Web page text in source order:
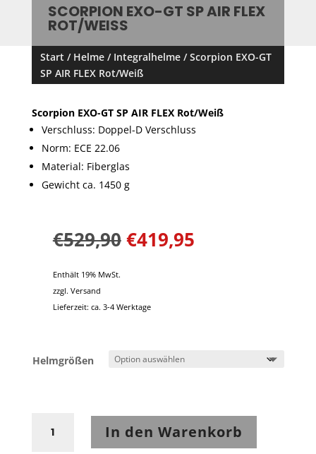
SCORPION EXO-GT SP AIR FLEX
ROT/WEISS
Start / Helme/ Integralhelme/ Scorpion EXO-GT
SP AIR FLEX Rot/Weiß
Scorpion EXO-GT SP AIR FLEX Rot/Weiß
Verschluss: Doppel-D Verschluss
Norm: ECE 22.06
Material: Fiberglas
Gewicht ca. 1450 g
€529,90 €419,95
Enthält 19% MwSt.
zzgl. Versand
Lieferzeit: ca. 3-4 Werktage
Helmgrößen
EXO-
In den Warenkorb